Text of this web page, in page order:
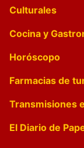
Culturales
Cocina y
Horóscopo
Farmacias de
Transmisiones
El Diario de